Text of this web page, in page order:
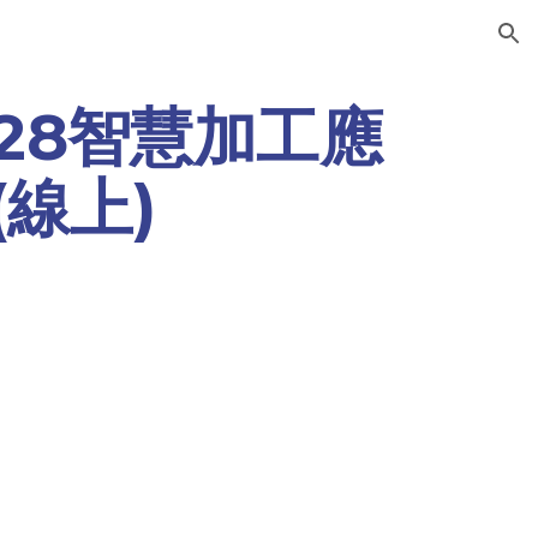
智慧加工應
上)